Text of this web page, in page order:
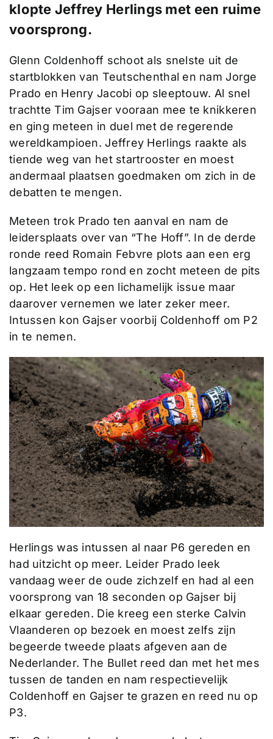
klopte Jeffrey Herlings met een ruime
voorsprong.
Glenn Coldenhoff schoot als snelste uit de
startblokken van Teutschenthal en nam Jorge
Prado en Henry Jacobi op sleeptouw. Al snel
trachtte Tim Gajser vooraan mee te knikkeren
en ging meteen in duel met de regerende
wereldkampioen. Jeffrey Herlings raakte als
tiende weg van het startrooster en moest
andermaal plaatsen goedmaken om zich in de
debatten te mengen.
Meteen trok Prado ten aanval en nam de
leidersplaats over van “The Hoff”. In de derde
ronde reed Romain Febvre plots aan een erg
langzaam tempo rond en zocht meteen de pits
op. Het leek op een lichamelijk issue maar
daarover vernemen we later zeker meer.
Intussen kon Gajser voorbij Coldenhoff om P2
in te nemen.
Herlings was intussen al naar P6 gereden en
had uitzicht op meer. Leider Prado leek
vandaag weer de oude zichzelf en had al een
voorsprong van 18 seconden op Gajser bij
elkaar gereden. Die kreeg een sterke Calvin
Vlaanderen op bezoek en moest zelfs zijn
begeerde tweede plaats afgeven aan de
Nederlander. The Bullet reed dan met het mes
tussen de tanden en nam respectievelijk
Coldenhoff en Gajser te grazen en reed nu op
P3.